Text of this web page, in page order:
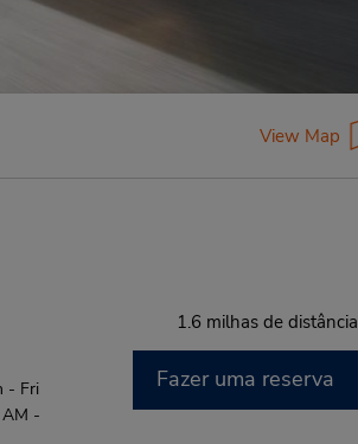
View Map
1.6 milhas de distância
- Fri
-
Fazer uma reserva